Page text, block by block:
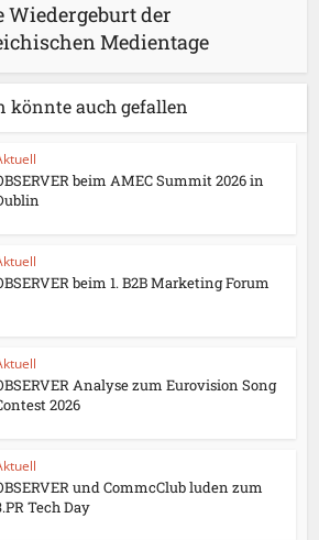
Wiedergeburt der
Medientage
könnte auch gefallen
beim AMEC Summit 2026 in
beim 1. B2B Marketing Forum
Analyse zum Eurovision Song
2026
und CommcClub luden zum
Tech Day